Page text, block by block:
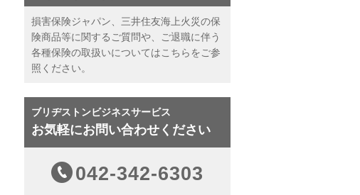
損害保険ジャパン、三井住友海上火災の保
険商品等に関するご質問や、ご退職に伴う
各種保険の取扱いについてはこちらをご参
照ください。
ブリヂストンビジネスサービス
お気軽にお問い合わせください
042-342-6303